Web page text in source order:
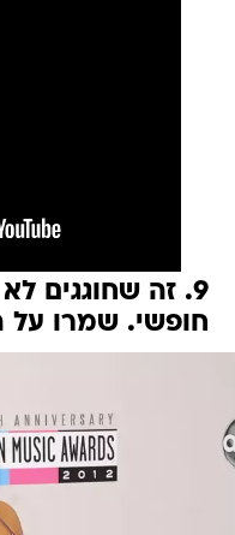
9. זה שחוגגים
חופשי. שמרו